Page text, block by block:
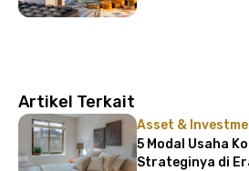
Artikel Terkait
Asset &
5 Modal Usaha
Strateginya di